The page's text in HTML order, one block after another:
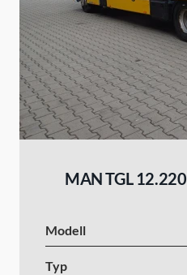
MAN TGL 12.220
Modell
Typ